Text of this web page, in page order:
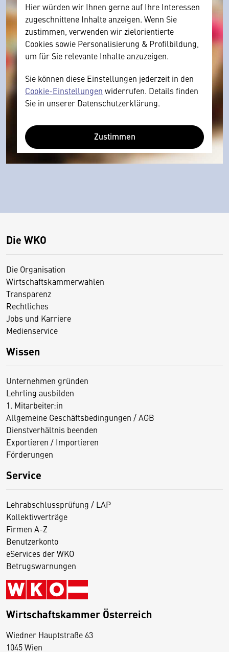
Hier würden wir Ihnen gerne auf Ihre Interessen
zugeschnittene Inhalte anzeigen. Wenn Sie
zustimmen, verwenden wir zielorientierte
Cookies sowie Personalisierung & Profilbildung,
um für Sie relevante Inhalte anzuzeigen.
Sie können diese Einstellungen jederzeit in den
Cookie-Einstellungen widerrufen. Details finden
Sie in unserer Datenschutzerklärung.
Zustimmen
Die WKO
Die Organisation
Wirtschaftskammerwahlen
Transparenz
Rechtliches
Jobs und Karriere
Medienservice
Wissen
Unternehmen gründen
Lehrling ausbilden
1. Mitarbeiter:in
Allgemeine Geschäftsbedingungen / AGB
Dienstverhältnis beenden
Exportieren / Importieren
Förderungen
Service
Lehrabschlussprüfung / LAP
Kollektivverträge
Firmen A-Z
Benutzerkonto
eServices der WKO
Betrugswarnungen
Wirtschaftskammer Österreich
Wiedner Hauptstraße 63
1045 Wien
D